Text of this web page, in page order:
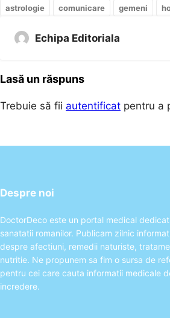
astrologie comunicare gemeni
Echipa Editoriala
Lasă un răspuns
Trebuie să fii autentificat pentru a
Despre noi
DoctorDeco este un portal medical dedicat
sanatatii romanilor. Publicam zilnic
despre afectiuni, remedii naturiste,
nutritie. Ne propunem sa fim o sursa de
pentru cei care cauta informatii medicale
incredere.